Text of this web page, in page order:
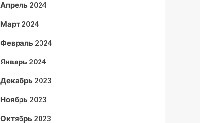
Апрель 2024
Март 2024
Февраль 2024
Январь 2024
Декабрь 2023
Ноябрь 2023
Октябрь 2023